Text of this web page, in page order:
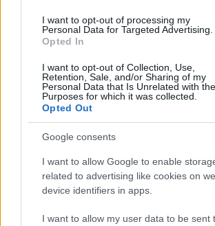
I want to opt-out of processing my
Personal Data for Targeted Advertising.
Opted In
I want to opt-out of Collection, Use,
Retention, Sale, and/or Sharing of my
Personal Data that Is Unrelated with the
Purposes for which it was collected.
Opted Out
Google consents
I want to allow Google to enable
related to advertising like cookies on
device identifiers in apps.
I want to allow my user data to be sent
Martina Agostina Diturco
I nostri cari
I nostri cari
I nostri cari